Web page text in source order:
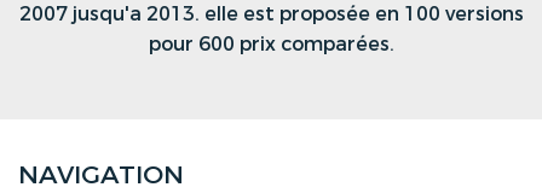
2007 jusqu'a 2013. elle est proposée en 100 versions
pour 600 prix comparées.
NAVIGATION